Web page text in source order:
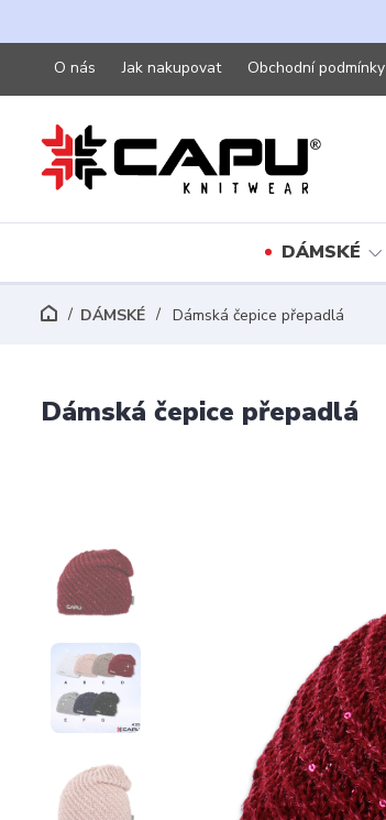
O nás Jak nakupovat Obchodní podmínky
DÁMSKÉ
DÁMSKÉ Dámská čepice přepadlá
Dámská čepice přepadlá